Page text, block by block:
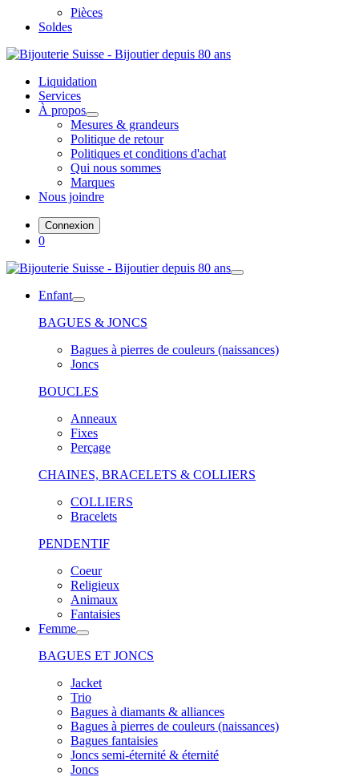
Pièces
Soldes
Liquidation
Services
À propos
Mesures & grandeurs
Politique de retour
Politiques et conditions d'achat
Qui nous sommes
Marques
Nous joindre
Connexion
0
Enfant
BAGUES & JONCS
Bagues à pierres de couleurs (naissances)
Joncs
BOUCLES
Anneaux
Fixes
Perçage
CHAINES, BRACELETS & COLLIERS
COLLIERS
Bracelets
PENDENTIF
Coeur
Religieux
Animaux
Fantaisies
Femme
BAGUES ET JONCS
Jacket
Trio
Bagues à diamants & alliances
Bagues à pierres de couleurs (naissances)
Bagues fantaisies
Joncs semi-éternité & éternité
Joncs